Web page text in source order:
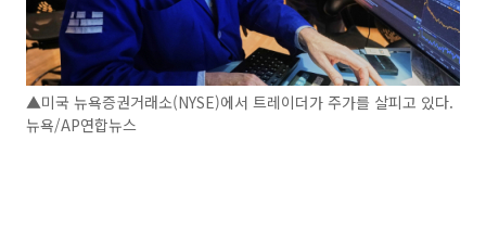
▲미국 뉴욕증권거래소(NYSE)에서 트레이더가 주가를 살피고 있다.
뉴욕/AP연합뉴스